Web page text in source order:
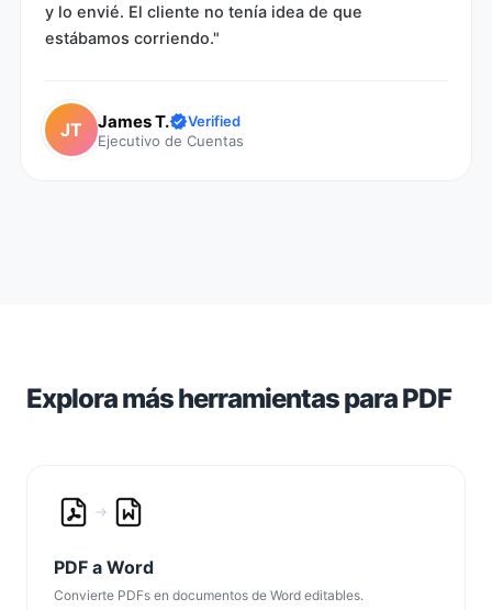
y lo envié. El cliente no tenía idea de que
estábamos corriendo."
JT James T.
Verified
Ejecutivo de Cuentas
Explora más herramientas para PDF
PDF a Word
Convierte PDFs en documentos de Word editables.